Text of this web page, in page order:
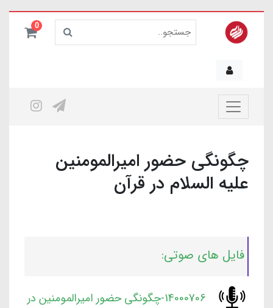
0
چگونگی حضور امیرالمومنین
علیه السلام در قرآن
فایل های صوتی:
14000706-چگونگی حضور امیرالمومنین در